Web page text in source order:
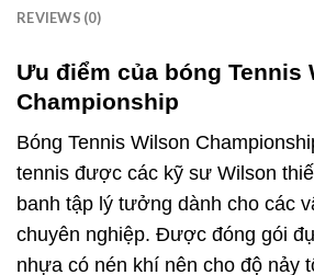
REVIEWS (0)
Ưu điểm của bóng Tennis
Championship
Bóng Tennis Wilson
tennis được các kỹ sư Wilson
banh tập lý tưởng dành cho các
chuyên nghiệp. Được đóng gói
nhựa có nén khí nên cho độ nảy